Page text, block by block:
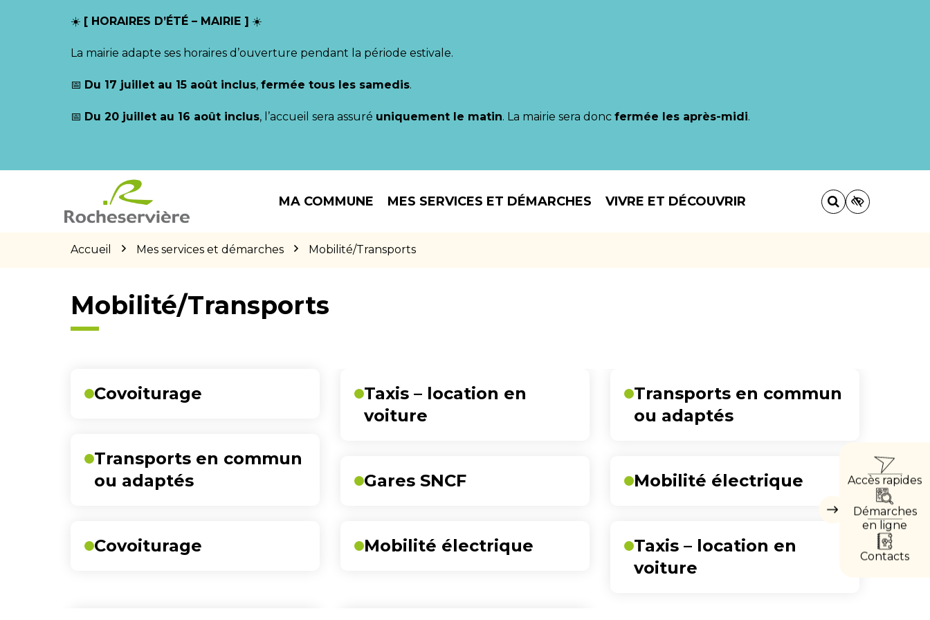
☀️ [ HORAIRES D’ÉTÉ – MAIRIE ] ☀️
La mairie adapte ses horaires d’ouverture pendant la période estivale.
📅 Du 17 juillet au 15 août inclus, fermée tous les samedis.
📅 Du 20 juillet au 16 août inclus, l’accueil sera assuré uniquement le matin. La mairie sera donc fermée les après-midi.
MA COMMUNE MES SERVICES ET DÉMARCHES VIVRE ET DÉCOUVRIR
Accueil Mes services et démarches Mobilité/Transports
Masquer
Accès rapides
Démarches
en ligne
Contacts
Mobilité/Transports
desCovoiturage
Transports en commun
ou adaptés
Covoiturage
Taxis – location en
voiture
Gares SNCF
Mobilité électrique
Transports en commun
ou adaptés
Mobilité électrique
Taxis – location en
voiture